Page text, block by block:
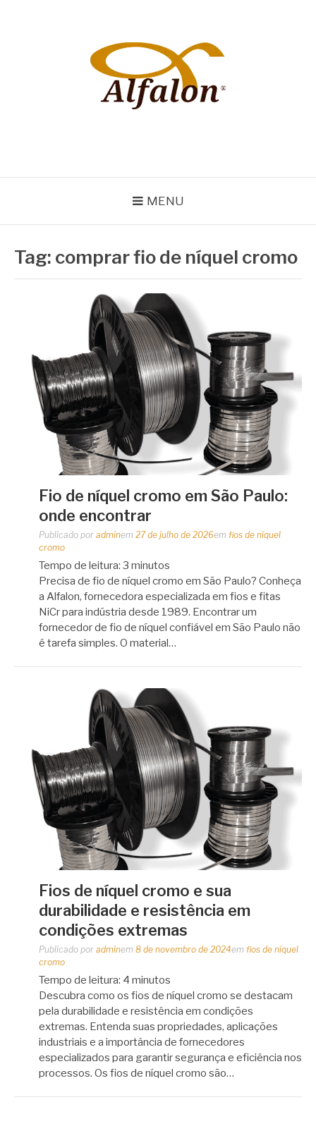
MENU
Tag: comprar fio de níquel cromo
Fio de níquel cromo em São Paulo:
onde encontrar
Publicado por adminem 27 de julho de 2026em fios de níquel
cromo
Tempo de leitura: 3 minutos
Precisa de fio de níquel cromo em São Paulo? Conheça
a Alfalon, fornecedora especializada em fios e fitas
NiCr para indústria desde 1989. Encontrar um
fornecedor de fio de níquel confiável em São Paulo não
é tarefa simples. O material…
Fios de níquel cromo e sua
durabilidade e resistência em
condições extremas
Publicado por adminem 8 de novembro de 2024em fios de níquel
cromo
Tempo de leitura: 4 minutos
Descubra como os fios de níquel cromo se destacam
pela durabilidade e resistência em condições
extremas. Entenda suas propriedades, aplicações
industriais e a importância de fornecedores
especializados para garantir segurança e eficiência nos
processos. Os fios de níquel cromo são…